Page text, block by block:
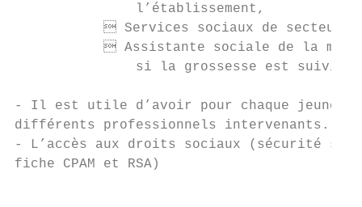
               l’établissement,
 Services sociaux de secteur
 Assistante sociale de la
si la grossesse est suivie
- Il est utile d’avoir pour chaque jeune
différents professionnels intervenants.
- L’accès aux droits sociaux (sécurité
fiche CPAM et RSA)